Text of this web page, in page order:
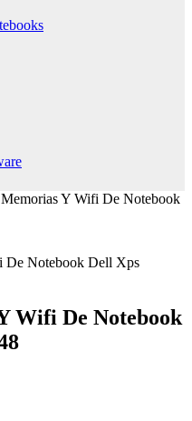
Memorias Y Wifi De Notebook
Wifi De Notebook